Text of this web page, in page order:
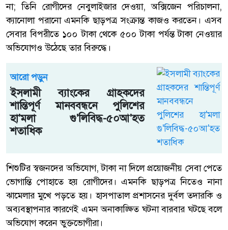
না; তিনি রোগীদের নেবুলাইজার দেওয়া, অক্সিজেন পরিচালনা,
ক্যানোলা পরানো এমনকি ছাড়পত্র সংক্রান্ত কাজও করতেন। এসব
সেবার বিপরীতে ১০০ টাকা থেকে ৫০০ টাকা পর্যন্ত টাকা নেওয়ার
অভিযোগও উঠেছে তার বিরুদ্ধে।
আরো পড়ুন
ইসলামী ব্যাংকের গ্রাহকদের
শান্তিপূর্ণ মানববন্ধনে পুলিশের
হা'মলা গু'লিবিদ্ধ-৫০আ'হত
শতাধিক
শিশুটির স্বজনদের অভিযোগ, টাকা না দিলে প্রয়োজনীয় সেবা পেতে
ভোগান্তি পোহাতে হয় রোগীদের। এমনকি ছাড়পত্র নিতেও নানা
ঝামেলার মুখে পড়তে হয়। হাসপাতাল প্রশাসনের দুর্বল তদারকি ও
অব্যবস্থাপনার কারণেই এমন অনাকাঙ্ক্ষিত ঘটনা বারবার ঘটছে বলে
অভিযোগ করেন ভুক্তভোগীরা।